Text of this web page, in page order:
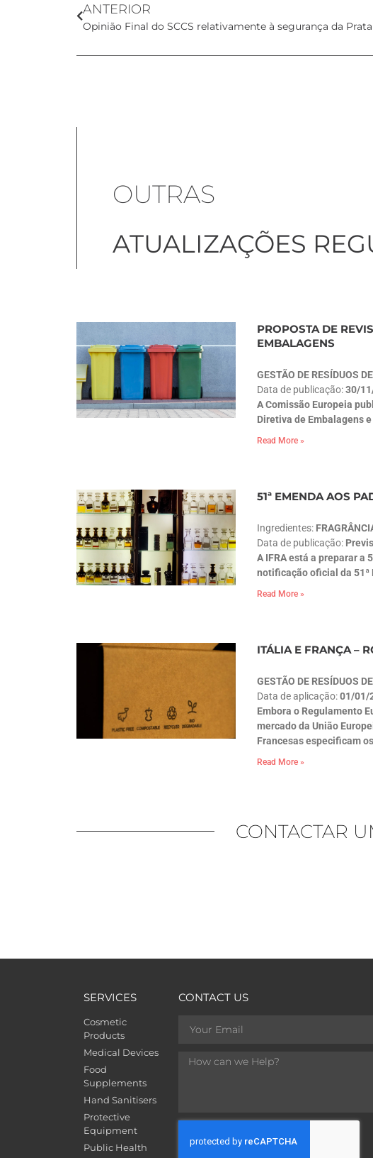
ANTERIOR
OUTRAS
ATUALIZAÇÕES
PROPOSTA DE
EMBALAGENS
GESTÃO DE RESÍDUOS
Data de publicação:30/
A Comissão Europeia
Diretiva de Embalagens
Read More »
51ª EMENDA AOS
Ingredientes:
Data de publicação:
A IFRA está a preparar a
notificação oficial da 51ª
Read More »
ITÁLIA E FRANÇA –
GESTÃO DE RESÍDUOS
Data de aplicação:01/01/
Embora o Regulamento
mercado da União
Francesas especificam
Read More »
CONTACTAR
SERVICES
Cosmetic
Products
Medical Devices
Food
Supplements
Hand Sanitisers
Protective
Equipment
Public Health
CONTACT US